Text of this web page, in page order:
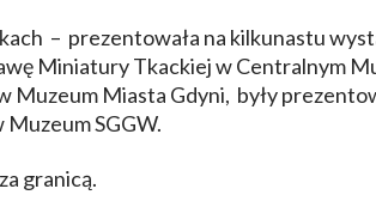
– prezentowała na kilkunastu
Miniatury Tkackiej w Centralnym
Miasta Gdyni, były
SGGW.
granicą.